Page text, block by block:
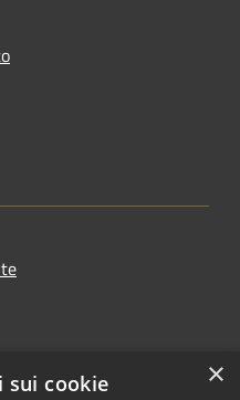
×
sui cookie